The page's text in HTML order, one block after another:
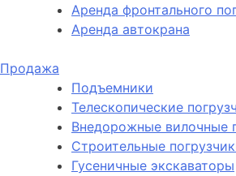
Аренда фронтального
Аренда автокрана
Продажа
Подъемники
Телескопические
Внедорожные вилочные
Строительные
Гусеничные экскаваторы